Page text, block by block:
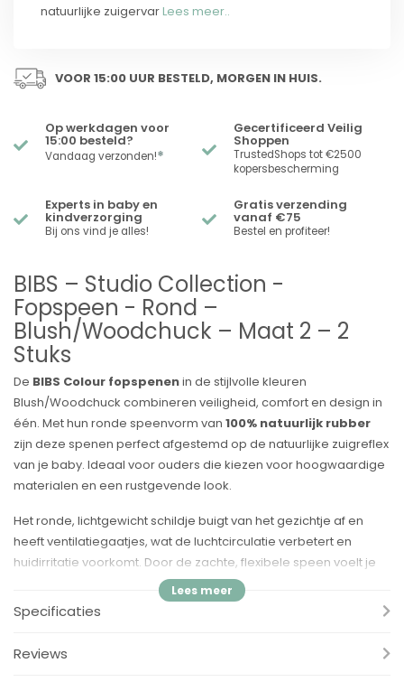
natuurlijke zuigervar Lees meer..
VOOR 15:00 UUR BESTELD, MORGEN IN HUIS.
Op werkdagen voor
15:00 besteld?
Vandaag verzonden!*
Gecertificeerd Veilig
Shoppen
TrustedShops tot €2500
kopersbescherming
Experts in baby en
kindverzorging
Bij ons vind je alles!
Gratis verzending
vanaf €75
Bestel en profiteer!
BIBS – Studio Collection -
Fopspeen - Rond –
Blush/Woodchuck – Maat 2 – 2
Stuks
De BIBS Colour fopspenenin de stijlvolle kleuren
Blush/Woodchuck combineren veiligheid, comfort en design in
één. Met hun ronde speenvorm van 100% natuurlijk rubber
zijn deze spenen perfect afgestemd op de natuurlijke zuigreflex
van je baby. Ideaal voor ouders die kiezen voor hoogwaardige
materialen en een rustgevende look.
Het ronde, lichtgewicht schildje buigt van het gezichtje af en
heeft ventilatiegaatjes, wat de luchtcirculatie verbetert en
huidirritatie voorkomt. Door de zachte, flexibele speen voelt je
baby zich snel vertrouwd – of je nu borstvoeding geeft of de
overstap naar een speen maakt.
Specificaties
Reviews